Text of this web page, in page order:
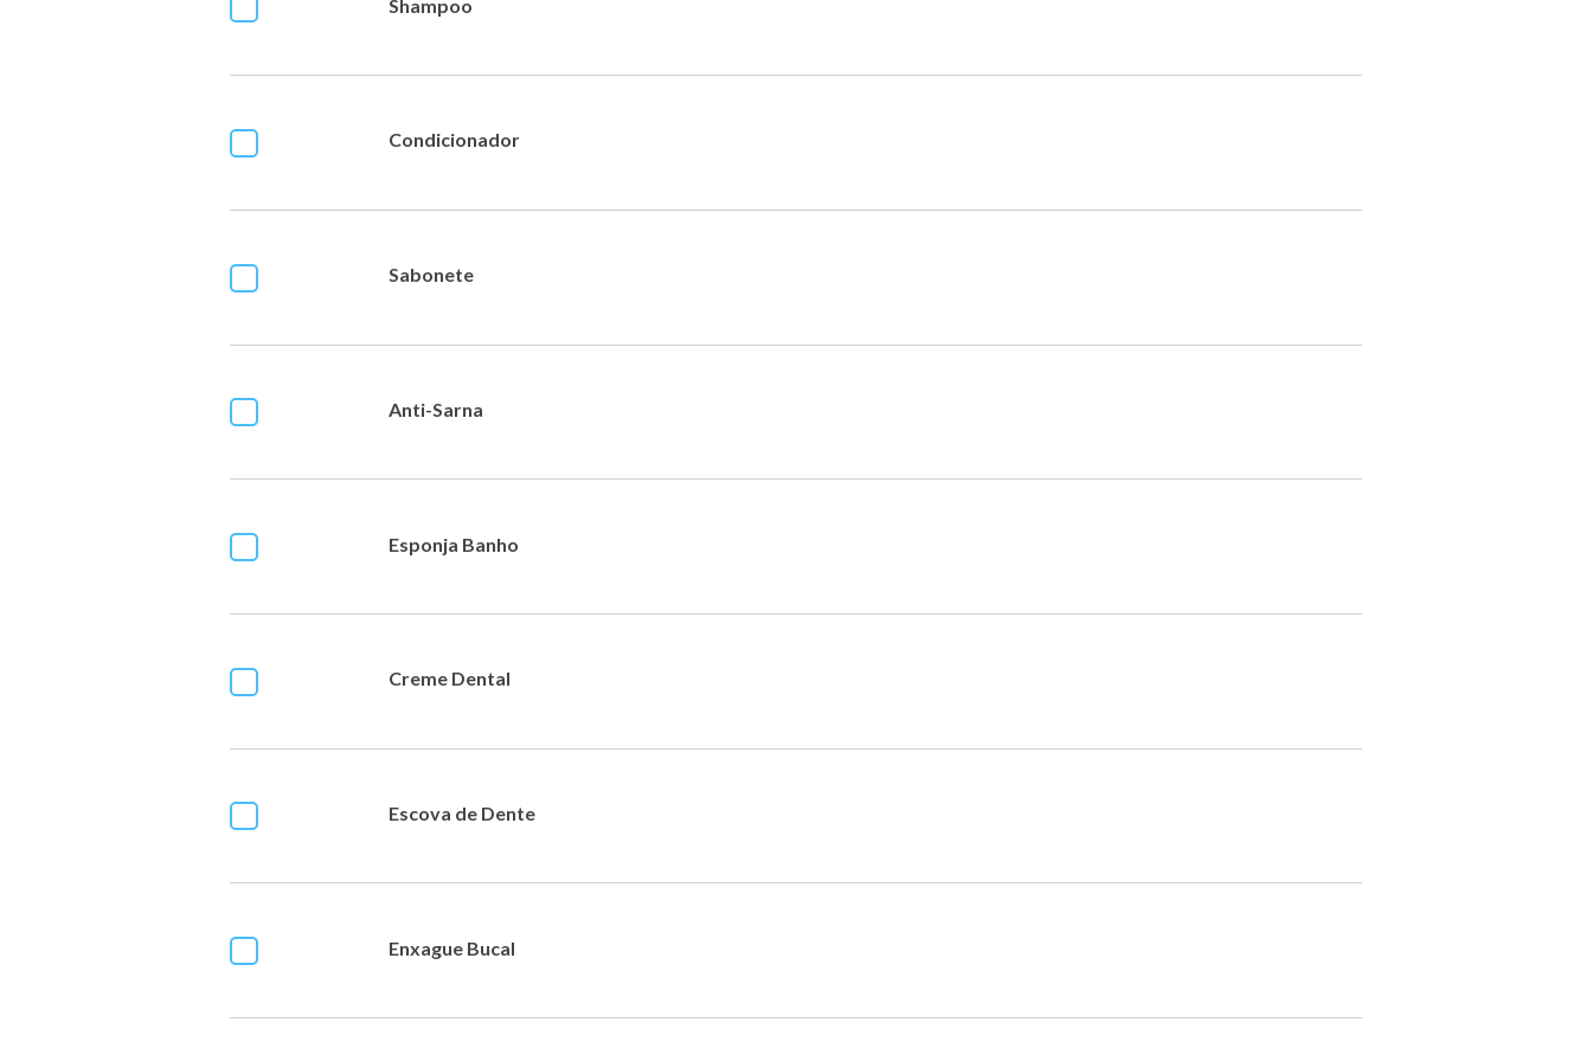
Shampoo
Condicionador
Sabonete
Anti-Sarna
Esponja Banho
Creme Dental
Escova de Dente
Enxague Bucal